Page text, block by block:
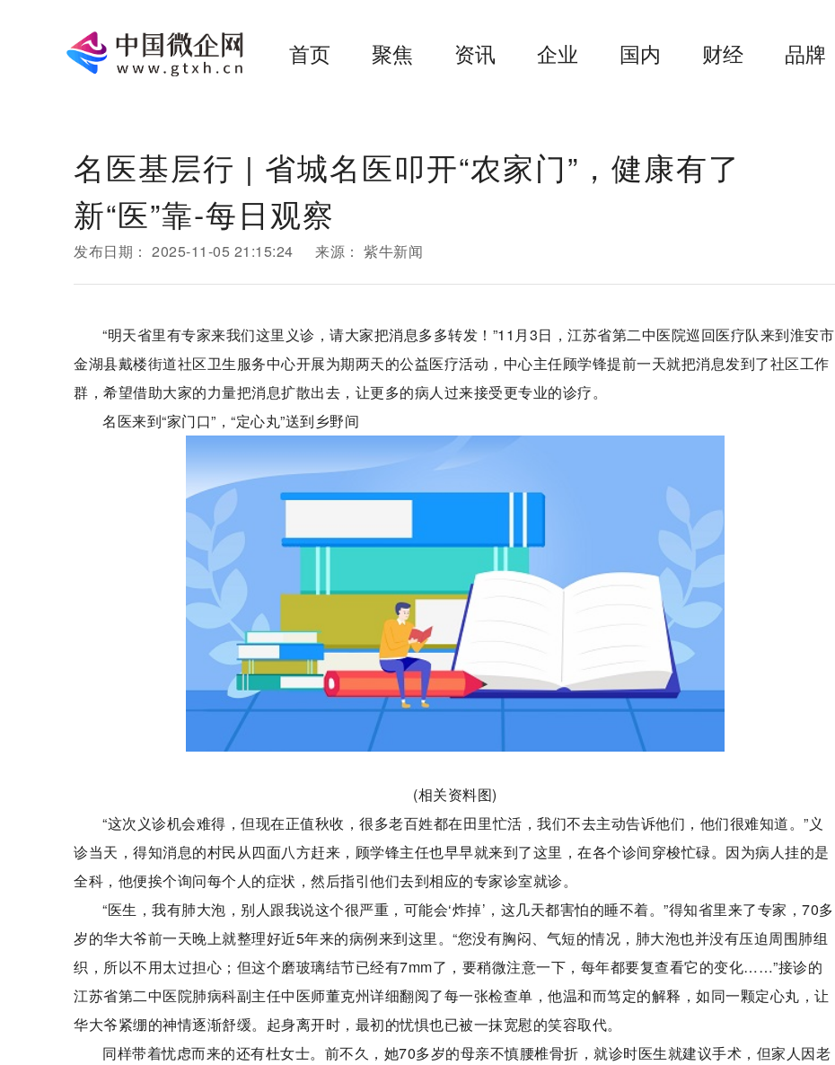
首页 聚焦 资讯 企业 国内 财经 品牌
名医基层行 | 省城名医叩开“农家门”，健康有了
新“医”靠-每日观察
发布日期： 2025-11-05 21:15:24 来源： 紫牛新闻
“明天省里有专家来我们这里义诊，请大家把消息多多转发！”11月3日，江苏省第二中医院巡回医疗队来到淮安市
金湖县戴楼街道社区卫生服务中心开展为期两天的公益医疗活动，中心主任顾学锋提前一天就把消息发到了社区工作
群，希望借助大家的力量把消息扩散出去，让更多的病人过来接受更专业的诊疗。
名医来到“家门口”，“定心丸”送到乡野间
(相关资料图)
“这次义诊机会难得，但现在正值秋收，很多老百姓都在田里忙活，我们不去主动告诉他们，他们很难知道。”义
诊当天，得知消息的村民从四面八方赶来，顾学锋主任也早早就来到了这里，在各个诊间穿梭忙碌。因为病人挂的是
全科，他便挨个询问每个人的症状，然后指引他们去到相应的专家诊室就诊。
“医生，我有肺大泡，别人跟我说这个很严重，可能会‘炸掉’，这几天都害怕的睡不着。”得知省里来了专家，70多
岁的华大爷前一天晚上就整理好近5年来的病例来到这里。“您没有胸闷、气短的情况，肺大泡也并没有压迫周围肺组
织，所以不用太过担心；但这个磨玻璃结节已经有7mm了，要稍微注意一下，每年都要复查看它的变化……”接诊的
江苏省第二中医院肺病科副主任中医师董克州详细翻阅了每一张检查单，他温和而笃定的解释，如同一颗定心丸，让
华大爷紧绷的神情逐渐舒缓。起身离开时，最初的忧惧也已被一抹宽慰的笑容取代。
同样带着忧虑而来的还有杜女士。前不久，她70多岁的母亲不慎腰椎骨折，就诊时医生就建议手术，但家人因老